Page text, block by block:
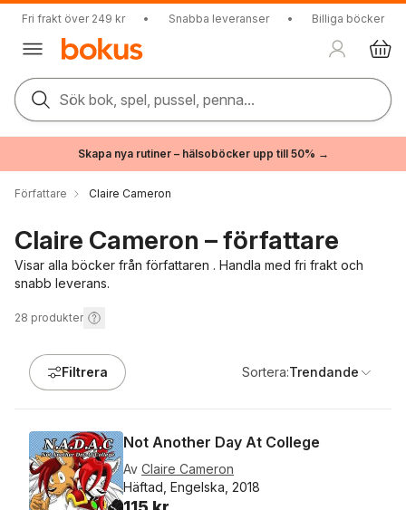
Fri frakt över 249 kr • Snabba leveranser • Billiga böcker
Sök bok, spel, pussel, penna...
Skapa nya rutiner – hälsoböcker upp till 50% →
Författare Claire Cameron
Claire Cameron – författare
Visar alla böcker från författaren . Handla med fri frakt och
snabb leverans.
28 produkter
Filtrera Sortera:Trendande
Not Another Day At College
Av Claire Cameron
Häftad, Engelska, 2018